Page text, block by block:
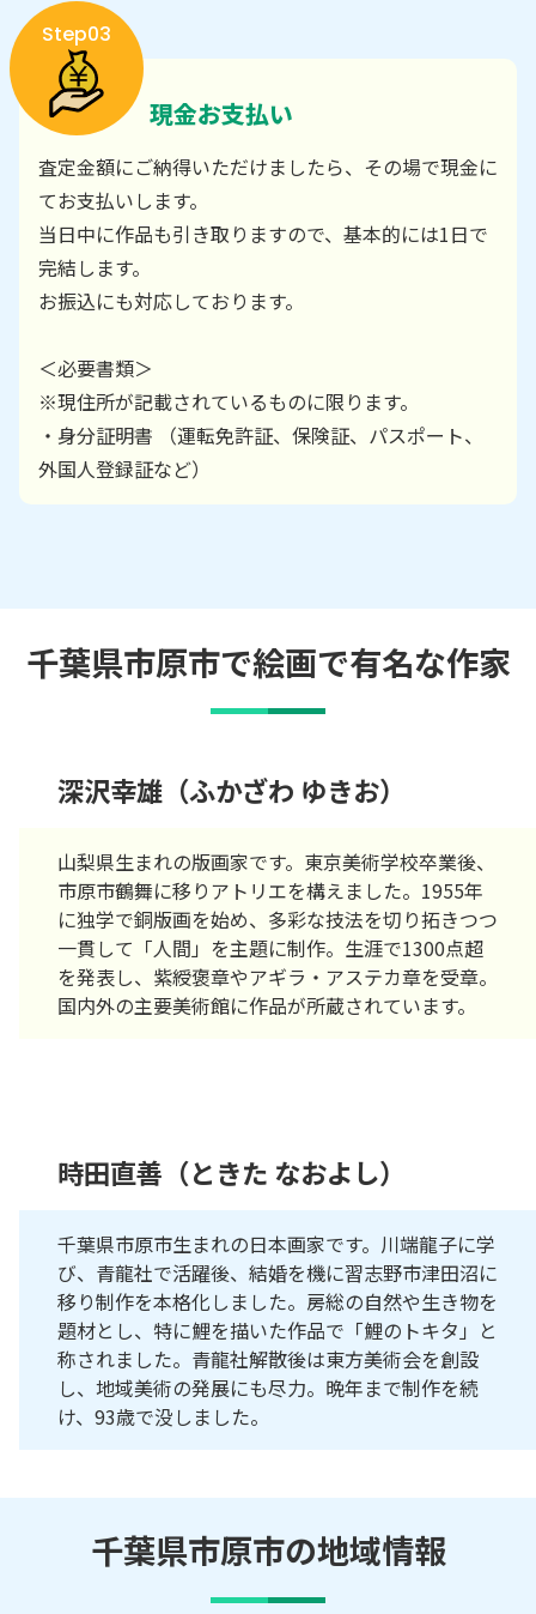
Step03
現金お支払い
査定金額にご納得いただけましたら、その場で現金に
てお支払いします。
当日中に作品も引き取りますので、基本的には1日で
完結します。
お振込にも対応しております。
＜必要書類＞
※現住所が記載されているものに限ります。
・身分証明書 （運転免許証、保険証、パスポート、
外国人登録証など）
千葉県市原市で絵画で有名な作家
深沢幸雄（ふかざわ ゆきお）
山梨県生まれの版画家です。東京美術学校卒業後、
市原市鶴舞に移りアトリエを構えました。1955年
に独学で銅版画を始め、多彩な技法を切り拓きつつ
一貫して「人間」を主題に制作。生涯で1300点超
を発表し、紫綬褒章やアギラ・アステカ章を受章。
国内外の主要美術館に作品が所蔵されています。
時田直善（ときた なおよし）
千葉県市原市生まれの日本画家です。川端龍子に学
び、青龍社で活躍後、結婚を機に習志野市津田沼に
移り制作を本格化しました。房総の自然や生き物を
題材とし、特に鯉を描いた作品で「鯉のトキタ」と
称されました。青龍社解散後は東方美術会を創設
し、地域美術の発展にも尽力。晩年まで制作を続
け、93歳で没しました。
千葉県市原市の地域情報